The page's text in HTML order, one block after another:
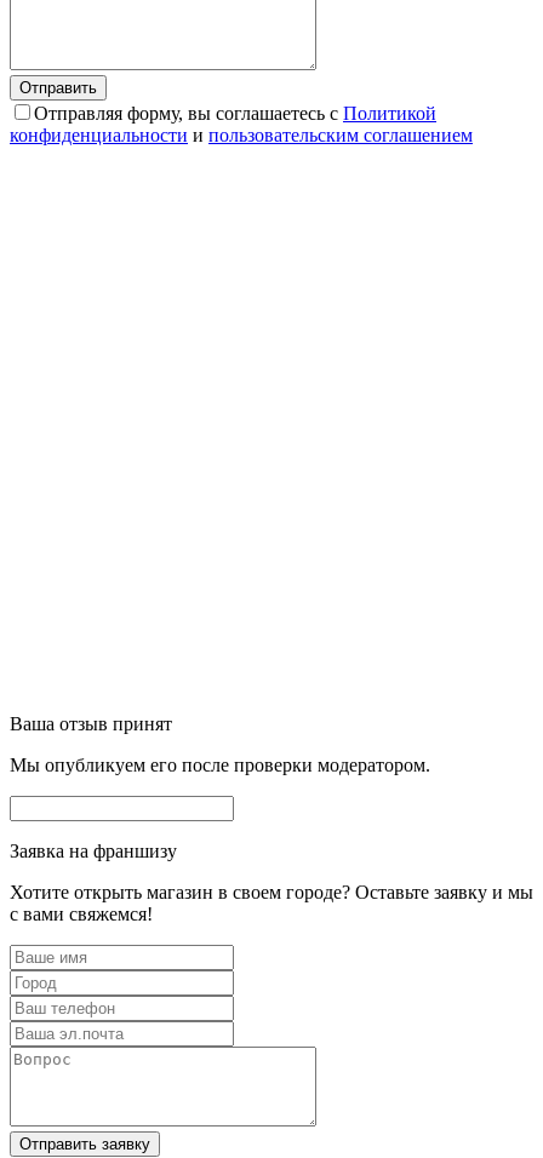
Отправляя форму, вы соглашаетесь с Политикой
конфиденциальности и пользовательским соглашением
Ваша отзыв принят
Мы опубликуем его после проверки модератором.
Заявка на франшизу
Хотите открыть магазин в своем городе? Оставьте заявку и мы
с вами свяжемся!